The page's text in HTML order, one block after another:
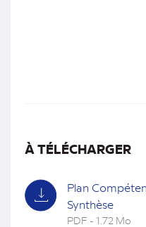
À TÉLÉCHARGER
Plan
Synthèse
PDF - 1.72 Mo